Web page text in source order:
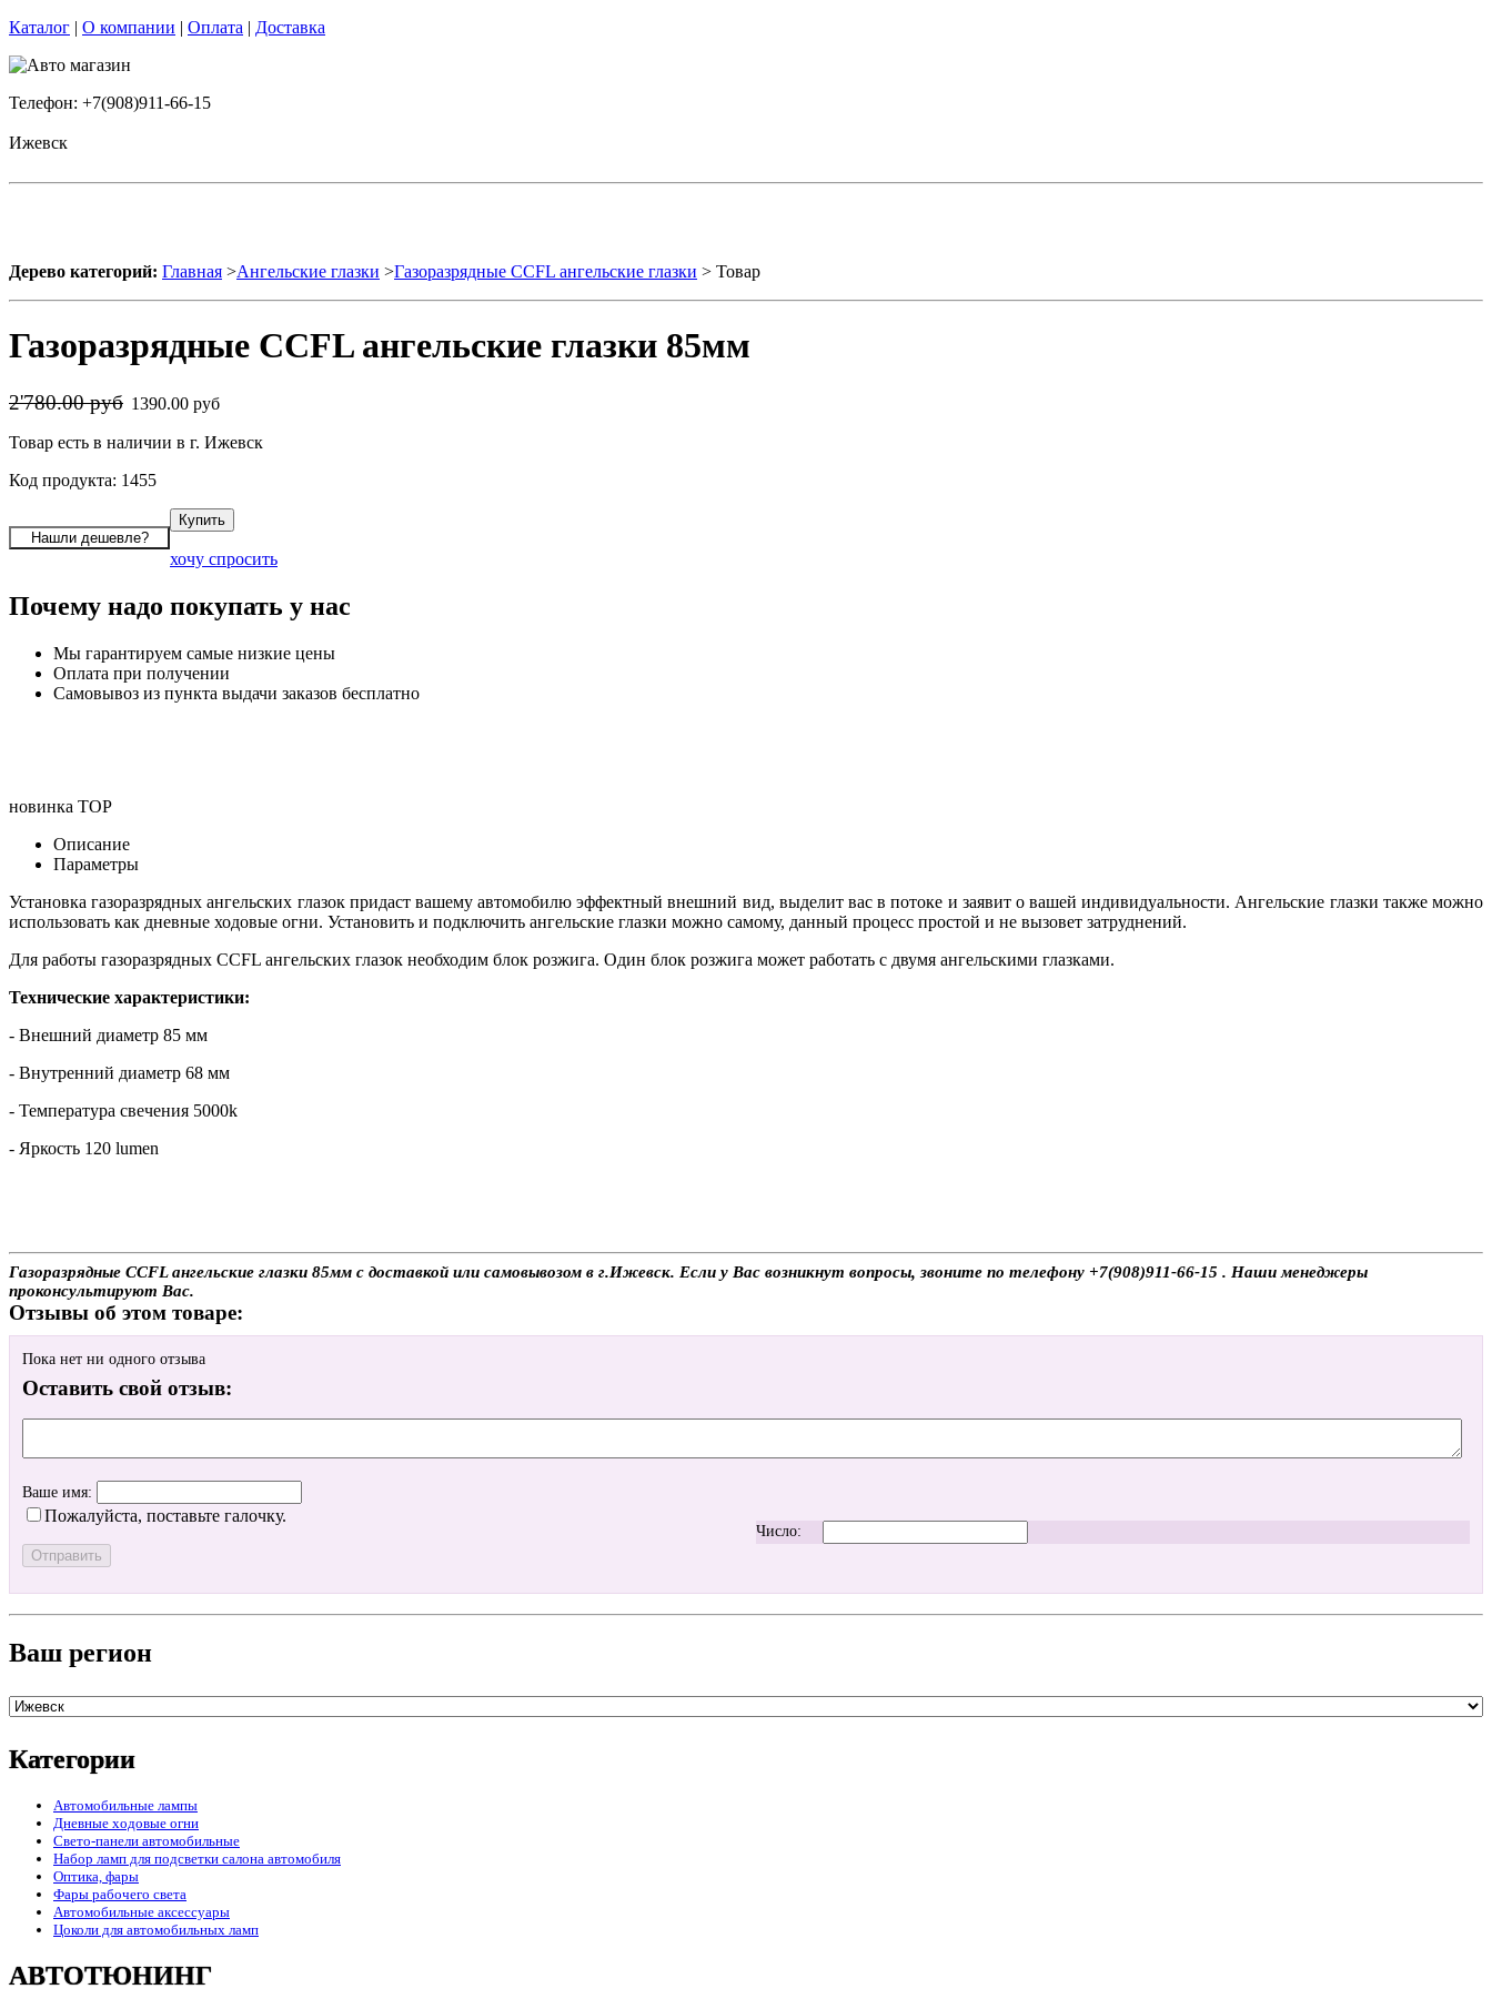
Каталог | О компании | Оплата | Доставка
Телефон: +7(908)911-66-15
Ижевск
Дерево категорий: Главная >Ангельские глазки >Газоразрядные CCFL ангельские глазки > Товар
Газоразрядные CCFL ангельские глазки 85мм
2'780.00 руб 1390.00 руб
Товар есть в наличии в г. Ижевск
Код продукта: 1455
хочу спросить
Почему надо покупать у нас
Мы гарантируем самые низкие цены
Оплата при получении
Самовывоз из пункта выдачи заказов бесплатно
новинка TOP
Описание
Параметры
Установка газоразрядных ангельских глазок придаст вашему автомобилю эффектный внешний вид, выделит вас в потоке и заявит о вашей индивидуальности. Ангельские глазки также можно
использовать как дневные ходовые огни. Установить и подключить ангельские глазки можно самому, данный процесс простой и не вызовет затруднений.
Для работы газоразрядных CCFL ангельских глазок необходим блок розжига. Один блок розжига может работать с двумя ангельскими глазками.
Технические характеристики:
- Внешний диаметр 85 мм
- Внутренний диаметр 68 мм
- Температура свечения 5000k
- Яркость 120 lumen
Газоразрядные CCFL ангельские глазки 85мм с доставкой или самовывозом в г.Ижевск. Если у Вас возникнут вопросы, звоните по телефону +7(908)911-66-15 . Наши менеджеры
проконсультируют Вас.
Отзывы об этом товаре:
Пока нет ни одного отзыва
Оставить свой отзыв:
Ваше имя:
Пожалуйста, поставьте галочку.
Число:
Ваш регион
Категории
Автомобильные лампы
Дневные ходовые огни
Свето-панели автомобильные
Набор ламп для подсветки салона автомобиля
Оптика, фары
Фары рабочего света
Автомобильные аксессуары
Цоколи для автомобильных ламп
АВТОТЮНИНГ